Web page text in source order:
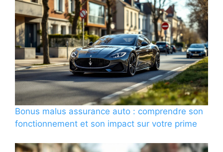
Bonus malus assurance auto : comprendre son
fonctionnement et son impact sur votre prime